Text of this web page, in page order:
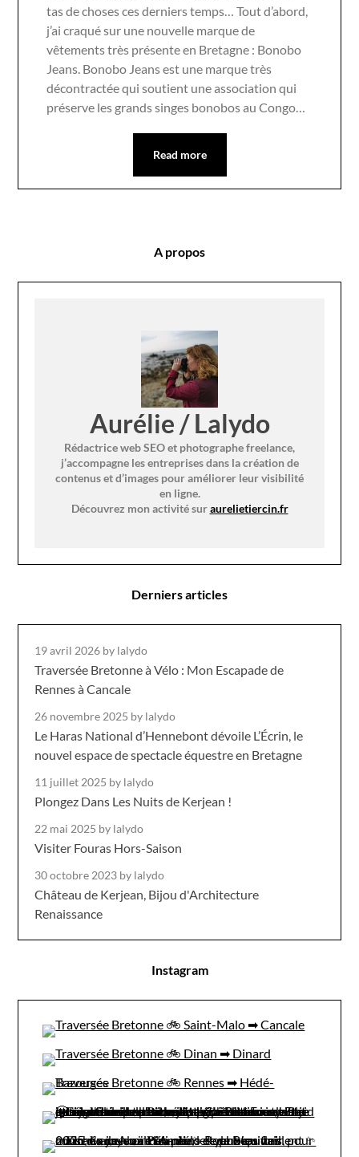
tas de choses ces derniers temps… Tout d’abord,
j’ai craqué sur une nouvelle marque de
vêtements très présente en Bretagne : Bonobo
Jeans. Bonobo Jeans est une marque très
décontractée qui soutient une association qui
préserve les grands singes bonobos au Congo…
Read more
A propos
Aurélie / Lalydo
Rédactrice web SEO et photographe freelance,
j’accompagne les entreprises dans la création de
contenus et d’images pour améliorer leur visibilité
en ligne.
Découvrez mon activité suraurelietiercin.fr
Derniers articles
19 avril 2026 by lalydo
Traversée Bretonne à Vélo : Mon Escapade de
Rennes à Cancale
26 novembre 2025 by lalydo
Le Haras National d’Hennebont dévoile L’Écrin, le
nouvel espace de spectacle équestre en Bretagne
11 juillet 2025 by lalydo
Plongez Dans Les Nuits de Kerjean !
22 mai 2025 by lalydo
Visiter Fouras Hors-Saison
30 octobre 2023 by lalydo
Château de Kerjean, Bijou d'Architecture
Renaissance
Instagram